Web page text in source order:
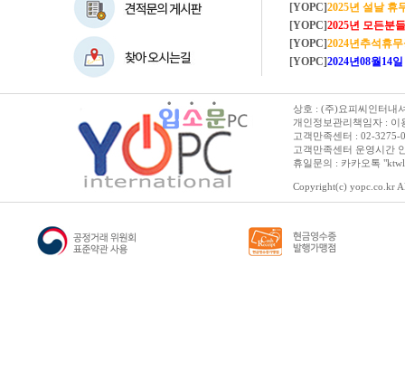
[YOPC]2025년 설날 휴
[YOPC]2025년 모든분들 새해복
[YOPC]2024년추석휴
[YOPC]2024년08월14일 수요일 택
상호 : (주)요피씨인터내
개인정보관리책임자 : 이
고객만족센터 : 02-3275-
고객만족센터 운영시간
휴일문의 : 카카오톡
Copyright(c) yopc.co.kr